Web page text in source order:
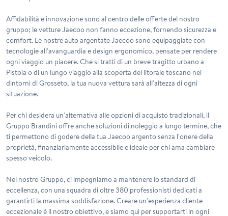
Affidabilità e innovazione sono al centro delle offerte del nostro
gruppo; le vetture Jaecoo non fanno eccezione, fornendo sicurezza e
comfort. Le nostre auto argentate Jaecoo sono equipaggiate con
tecnologie all'avanguardia e design ergonomico, pensate per rendere
ogni viaggio un piacere. Che si tratti di un breve tragitto urbano a
Pistoia o di un lungo viaggio alla scoperta del litorale toscano nei
dintorni di Grosseto, la tua nuova vettura sarà all'altezza di ogni
situazione.
Per chi desidera un'alternativa alle opzioni di acquisto tradizionali, il
Gruppo Brandini offre anche soluzioni di noleggio a lungo termine, che
ti permettono di godere della tua Jaecoo argento senza l'onere della
proprietà, finanziariamente accessibile e ideale per chi ama cambiare
spesso veicolo.
Nel nostro Gruppo, ci impegniamo a mantenere lo standard di
eccellenza, con una squadra di oltre 380 professionisti dedicati a
garantirti la massima soddisfazione. Creare un'esperienza cliente
eccezionale è il nostro obiettivo, e siamo qui per supportarti in ogni